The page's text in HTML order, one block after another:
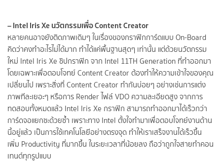
– Intel Iris Xe นวัตกรรมเพื่อ Content Creator
หลายคนอาจยังติดภาพเดิมๆ ในเรื่องของกราฟิกการ์ดแบบ On-Board
คิดว่าคงทำอะไรไม่ได้มาก ทำได้แค่พื้นฐานสุดๆ เท่านั้น แต่ด้วยนวัตกรรม
ใหม่ Intel Iris Xe ชิปกราฟิก จาก Intel 11TH Generation ที่ทำออกมา
โดยเฉพาะเพื่อตอบโจทย์ Content Creator ต้องทำให้ความเข้าใจของคุณ
เปลี่ยนไป เพราะสิ่งที่ Content Creator ทำกันบ่อยๆ อย่างเช่นการแต่ง
ภาพทีละเยอะๆ หรือการ Render ไฟล์ VDO ความละเอียดสูง จากการ
ทดสอบทั้งหมดแล้ว Intel Iris Xe กราฟิก สามารถทำออกมาได้เร็วกว่า
การ์ดจอแยกซะด้วยซ้ำ เพราะทาง Intel ตั้งใจทำมาเพื่อตอบโจทย์งานด้าน
นี้อยู่แล้ว เป็นการใช้เทคโนโลยีอย่างตรงจุด ทำให้เราเสร็จงานได้เร็วขึ้น
เพิ่ม Productivity ที่มากขึ้น ในระยะเวลาที่น้อยลง ถือว่าถูกใจสายทำคอน
เทนต์ทุกรูปแบบ